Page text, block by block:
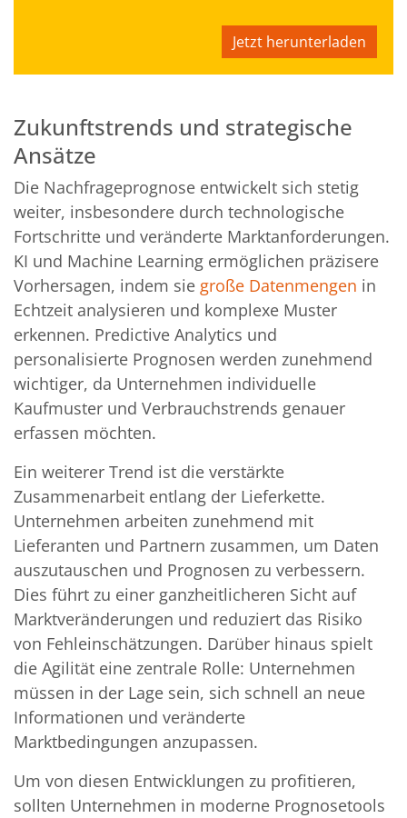
Jetzt herunterladen
Zukunftstrends und strategische
Ansätze
Die Nachfrageprognose entwickelt sich stetig
weiter, insbesondere durch technologische
Fortschritte und veränderte Marktanforderungen.
KI und Machine Learning ermöglichen präzisere
Vorhersagen, indem sie große Datenmengen in
Echtzeit analysieren und komplexe Muster
erkennen. Predictive Analytics und
personalisierte Prognosen werden zunehmend
wichtiger, da Unternehmen individuelle
Kaufmuster und Verbrauchstrends genauer
erfassen möchten.
Ein weiterer Trend ist die verstärkte
Zusammenarbeit entlang der Lieferkette.
Unternehmen arbeiten zunehmend mit
Lieferanten und Partnern zusammen, um Daten
auszutauschen und Prognosen zu verbessern.
Dies führt zu einer ganzheitlicheren Sicht auf
Marktveränderungen und reduziert das Risiko
von Fehleinschätzungen. Darüber hinaus spielt
die Agilität eine zentrale Rolle: Unternehmen
müssen in der Lage sein, sich schnell an neue
Informationen und veränderte
Marktbedingungen anzupassen.
Um von diesen Entwicklungen zu profitieren,
sollten Unternehmen in moderne Prognosetools